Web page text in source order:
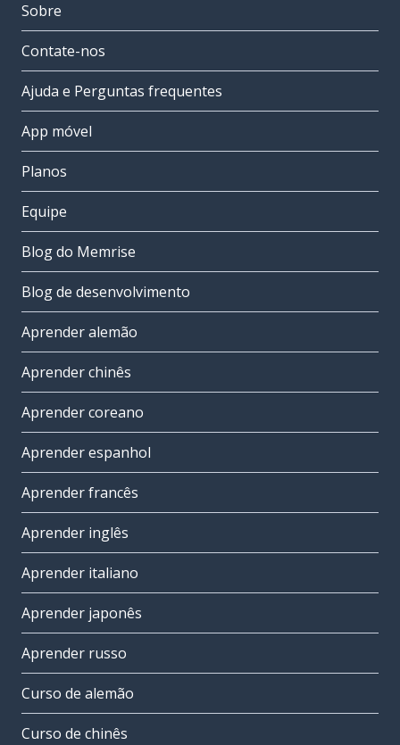
Sobre
Contate-nos
Ajuda e Perguntas frequentes
App móvel
Planos
Equipe
Blog do Memrise
Blog de desenvolvimento
Aprender alemão
Aprender chinês
Aprender coreano
Aprender espanhol
Aprender francês
Aprender inglês
Aprender italiano
Aprender japonês
Aprender russo
Curso de alemão
Curso de chinês